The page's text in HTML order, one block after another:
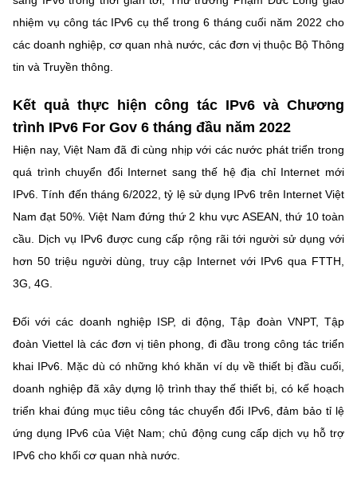
Chọn ngôn ngữ
Vietnamese English
BỘ KHOA HỌC VÀ CÔNG NGHỆ
MINISTRY OF SCIENCE AND TECHNOLOGY
Điều khoản sử dụng Theo dõi MST: Góp ý
Cơ quan chủ quản: Bộ Khoa học và Công nghệ (MST)
Chịu trách nhiệm nội dung: Nguyễn Thị Hải Hằng
Giám đốc Trung tâm Truyền thông Khoa học và Công nghệ.
Địa chỉ: Ban Biên tập Cổng TTĐT - 18 Nguyễn Du, TP. Hà Nội
Email:stc@mst.gov.vn
©2026 Bản quyền thuộc Bộ Khoa Học và Công Nghệ
(Ghi rõ nguồn "https://mst.gov.vn" khi phát hành lại thông tin từ
nhiệm vụ công tác IPv6 cụ thể trong 6 tháng cuối năm 2022 cho
các doanh nghiệp, cơ quan nhà nước, các đơn vị thuộc Bộ Thông
tin và Truyền thông.
Kết quả thực hiện công tác IPv6 và Chương
trình IPv6 For Gov 6 tháng đầu năm 2022
Hiện nay, Việt Nam đã đi cùng nhịp với các nước phát triển trong
quá trình chuyển đổi Internet sang thế hệ địa chỉ Internet mới
IPv6. Tính đến tháng 6/2022, tỷ lệ sử dụng IPv6 trên Internet Việt
Nam đạt 50%. Việt Nam đứng thứ 2 khu vực ASEAN, thứ 10 toàn
cầu. Dịch vụ IPv6 được cung cấp rộng rãi tới người sử dụng với
hơn 50 triệu người dùng, truy cập Internet với IPv6 qua FTTH,
3G, 4G.
Đối với các doanh nghiệp ISP, di động, Tập đoàn VNPT, Tập
đoàn Viettel là các đơn vị tiên phong, đi đầu trong công tác triển
khai IPv6. Mặc dù có những khó khăn ví dụ về thiết bị đầu cuối,
doanh nghiệp đã xây dựng lộ trình thay thế thiết bị, có kế hoạch
triển khai đúng mục tiêu công tác chuyển đổi IPv6, đảm bảo tỉ lệ
ứng dụng IPv6 của Việt Nam; chủ động cung cấp dịch vụ hỗ trợ
IPv6 cho khối cơ quan nhà nước.